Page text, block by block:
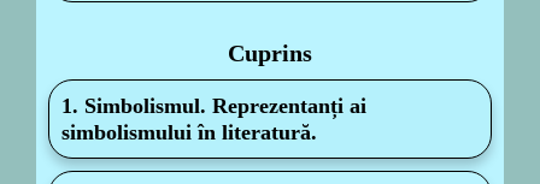
Cuprins
1. Simbolismul. Reprezentanți ai
simbolismului în literatură.